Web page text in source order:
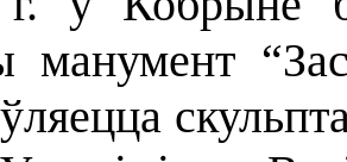
манумент